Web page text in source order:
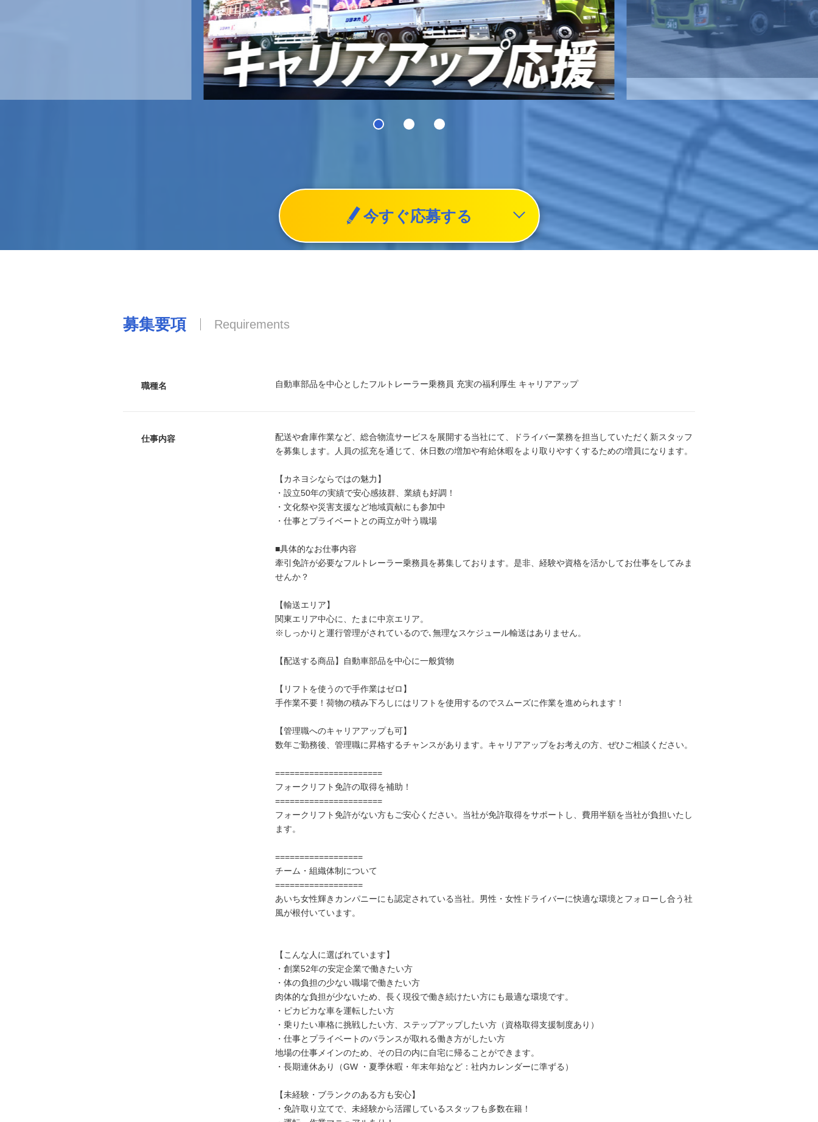
今すぐ応募する
募集要項 Requirements
職種名 自動車部品を中心としたフルトレーラー乗務員 充実の福利厚生 キャリアアップ
仕事内容
配送や倉庫作業など、総合物流サービスを展開する当社にて、ドライバー業務を担当していただく新スタッフ
を募集します。人員の拡充を通じて、休日数の増加や有給休暇をより取りやすくするための増員になります。
【カネヨシならではの魅力】
・設立50年の実績で安心感抜群、業績も好調！
・文化祭や災害支援など地域貢献にも参加中
・仕事とプライベートとの両立が叶う職場
■具体的なお仕事内容
牽引免許が必要なフルトレーラー乗務員を募集しております。是非、経験や資格を活かしてお仕事をしてみま
せんか？
【輸送エリア】
関東エリア中心に、たまに中京エリア。
※しっかりと運行管理がされているので､無理なスケジュール輸送はありません。
【配送する商品】自動車部品を中心に一般貨物
【リフトを使うので手作業はゼロ】
手作業不要！荷物の積み下ろしにはリフトを使用するのでスムーズに作業を進められます！
【管理職へのキャリアアップも可】
数年ご勤務後、管理職に昇格するチャンスがあります。キャリアアップをお考えの方、ぜひご相談ください。
======================
フォークリフト免許の取得を補助！
======================
フォークリフト免許がない方もご安心ください。当社が免許取得をサポートし、費用半額を当社が負担いたし
ます。
==================
チーム・組織体制について
==================
あいち女性輝きカンパニーにも認定されている当社。男性・女性ドライバーに快適な環境とフォローし合う社
風が根付いています。
【こんな人に選ばれています】
・創業52年の安定企業で働きたい方
・体の負担の少ない職場で働きたい方
肉体的な負担が少ないため、長く現役で働き続けたい方にも最適な環境です。
・ピカピカな車を運転したい方
・乗りたい車格に挑戦したい方、ステップアップしたい方（資格取得支援制度あり）
・仕事とプライベートのバランスが取れる働き方がしたい方
地場の仕事メインのため、その日の内に自宅に帰ることができます。
・長期連休あり（GW ・夏季休暇・年末年始など：社内カレンダーに準ずる）
【未経験・ブランクのある方も安心】
・免許取り立てで、未経験から活躍しているスタッフも多数在籍！